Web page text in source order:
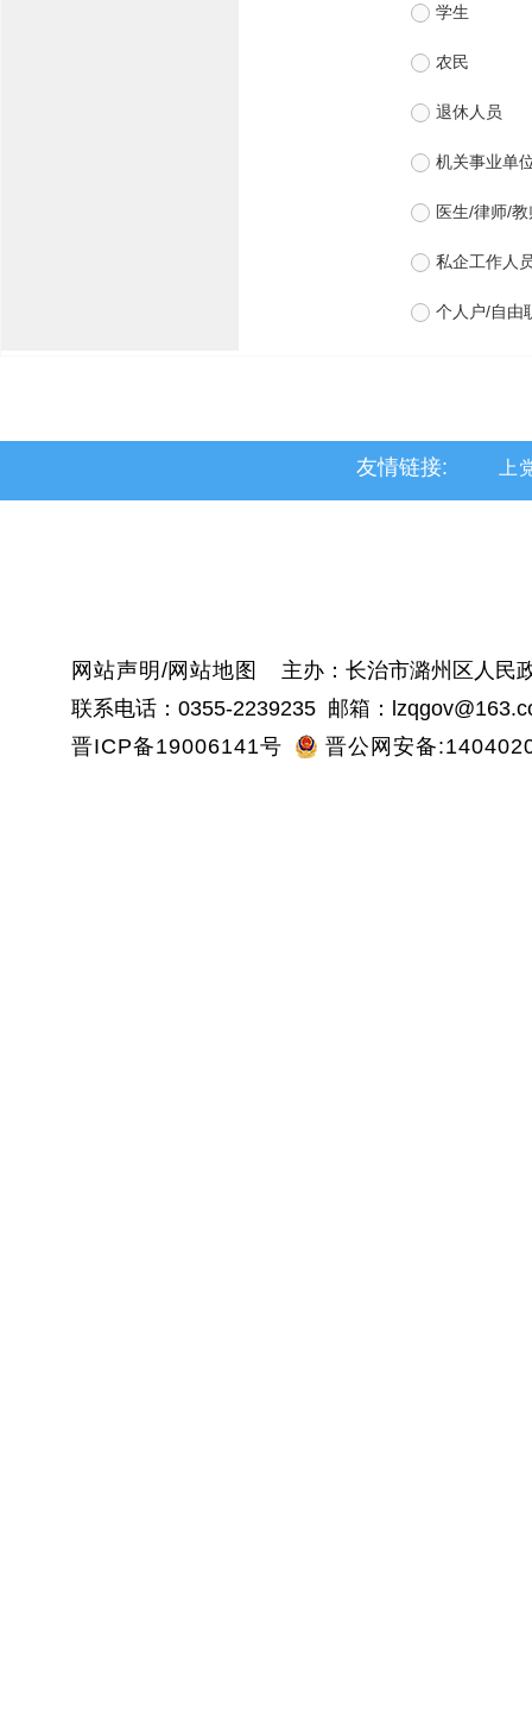
友情链接: 上
网站声明 /网站地图
主办：长治市潞州区人民
联系电话：0355-2239235 邮箱：
晋ICP备19006141号
晋公网安备